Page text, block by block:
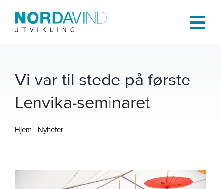
Om oss
Tjenester
Vi var til stede på første
Lenvika-seminaret
Hjem Nyheter